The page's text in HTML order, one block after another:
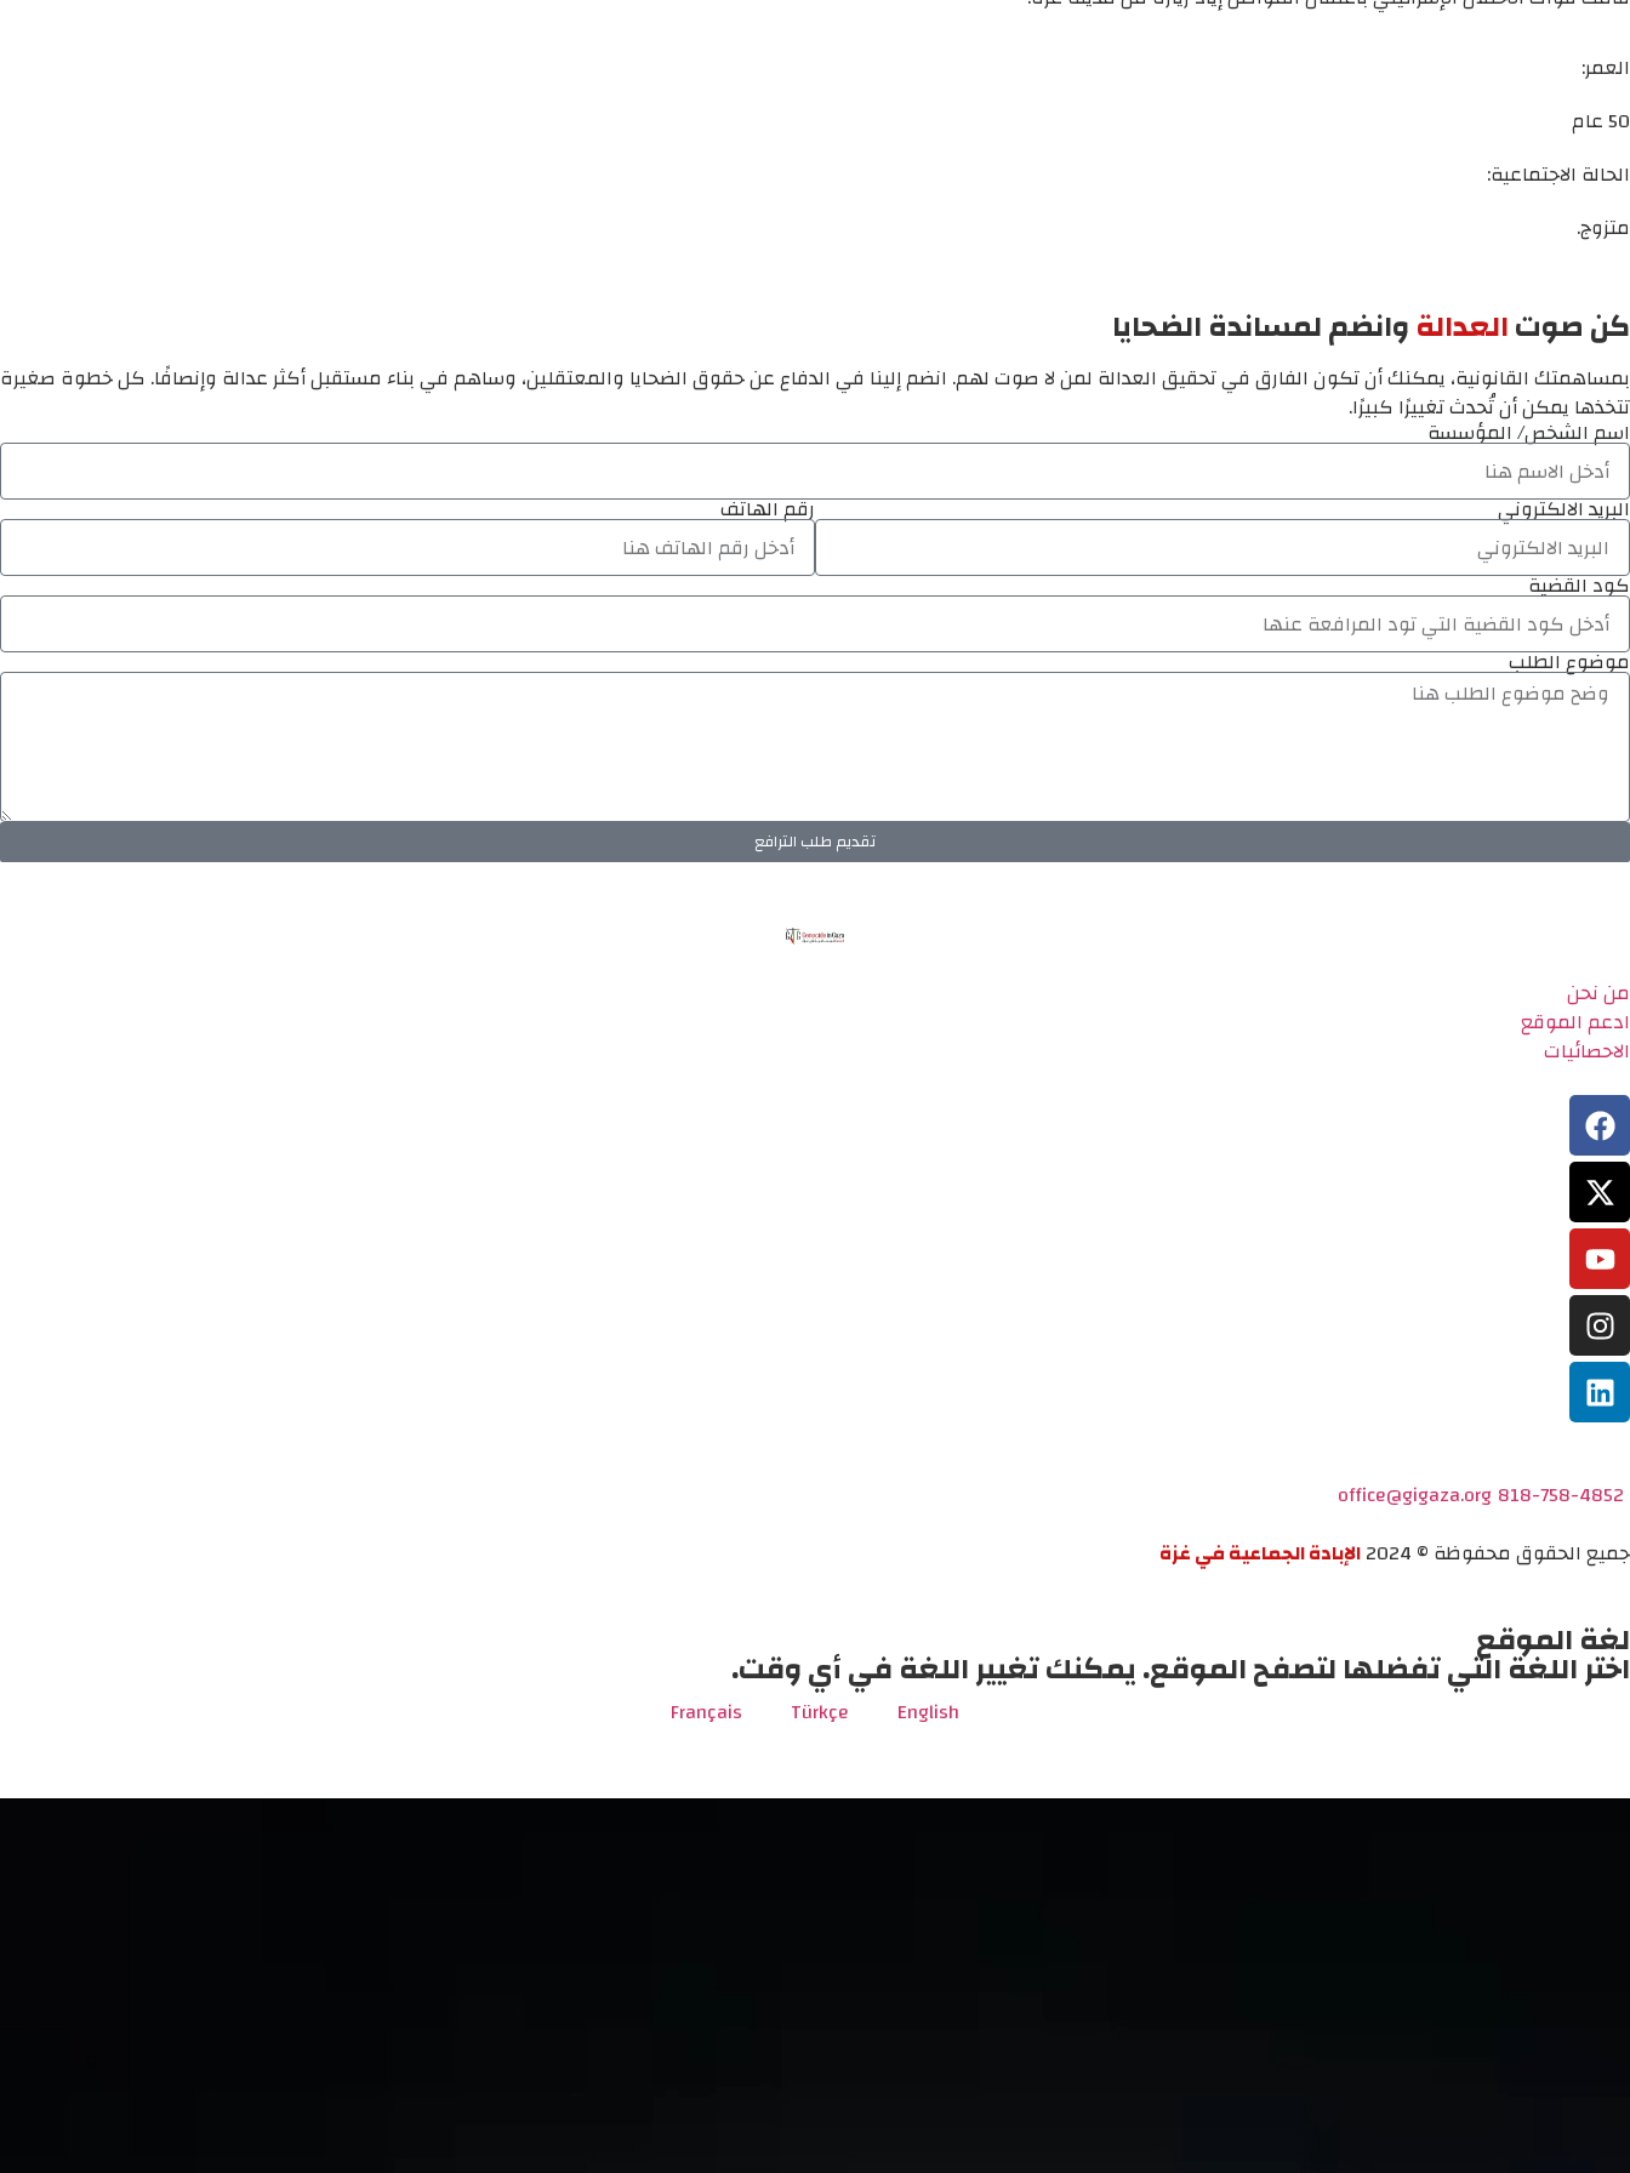
العمر:
50 عام
الحالة الاجتماعية:
متزوج.
كن صوتالعدالةوانضم لمساندة الضحايا
بمساهمتك القانونية، يمكنك أن تكون الفارق في تحقيق العدالة لمن لا صوت لهم. انضم إلينا في الدفاع عن حقوق الضحايا والمعتقلين، وساهم في بناء مستقبل أكثر عدالة وإنصافًا. كل خطوة صغيرة
تتخذها يمكن أن تُحدث تغييرًا كبيرًا.
اسم الشخص/ المؤسسة
البريد الالكتروني رقم الهاتف
كود القضية
موضوع الطلب
تقديم طلب الترافع
من نحن
ادعم الموقع
الاحصائيات
818-758-4852
office@gigaza.org
جميع الحقوق محفوظة © 2024
الإبادة الجماعية في غزة
لغة الموقع
اختر اللغة التي تفضلها لتصفح الموقع. يمكنك تغيير اللغة في أي وقت.
English
Türkçe
Français